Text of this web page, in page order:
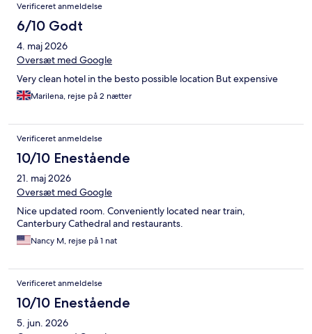
Verificeret anmeldelse
6/10 Godt
4. maj 2026
Oversæt med Google
Very clean hotel in the besto possible location But expensive
Marilena, rejse på 2 nætter
Verificeret anmeldelse
10/10 Enestående
21. maj 2026
Oversæt med Google
Nice updated room. Conveniently located near train,
Canterbury Cathedral and restaurants.
Nancy M, rejse på 1 nat
Verificeret anmeldelse
10/10 Enestående
5. jun. 2026